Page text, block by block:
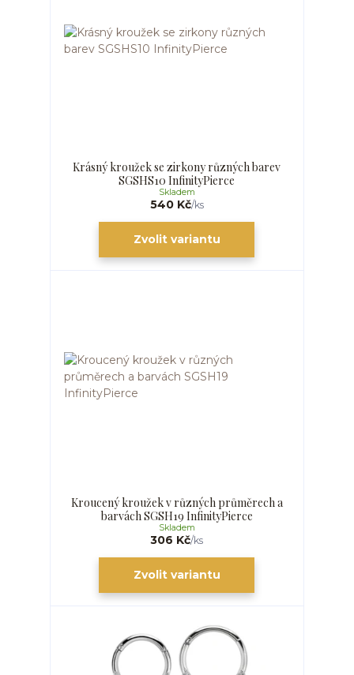
Krásný kroužek se zirkony různých barev
SGSHS10 InfinityPierce
540 Kč/ks
Skladem
Zvolit variantu
Kroucený kroužek v různých průměrech a
barvách SGSH19 InfinityPierce
306 Kč/ks
Skladem
Zvolit variantu